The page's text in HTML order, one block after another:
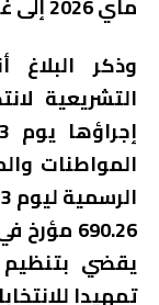
ماي 2026 إلى غاية يوم 13 يونيو 2026.
وذكر البلاغ
التشريعية
المواطنات
يقضي بتنظيم
تمهيدا